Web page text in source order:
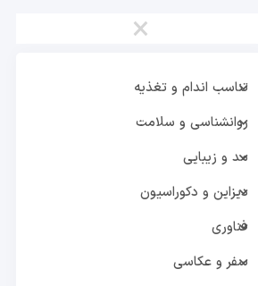
×
تناسب اندام و تغذیه
روانشناسی و سلامت
مد و زیبایی
دیزاین و دکوراسیون
فناوری
سفر و عکاسی